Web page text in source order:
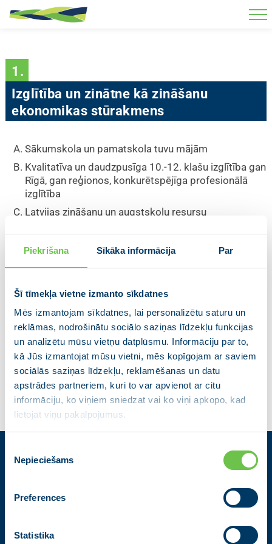
Piekrišana Sīkāka informācija Par
Šī tīmekļa vietne izmanto sīkdatnes
Mēs izmantojam sīkdatnes, lai personalizētu saturu un
reklāmas, nodrošinātu sociālo saziņas līdzekļu funkcijas
un analizētu mūsu vietņu datplūsmu. Informāciju par to,
kā Jūs izmantojat mūsu vietni, mēs kopīgojam ar saviem
sociālās saziņas līdzekļu, reklamēšanas un datu
apstrādes partneriem, kuri to var apvienot ar citu
informāciju, ko viņiem sniedzat vai ko viņi apkopo, kad
lietojat viņu pakalpojumus.
izvēle
Nepieciešams
Preferences
Statistika
Skip to main content
1.
Izglītība un zinātne kā zināšanu
ekonomikas stūrakmens
Sākumskola un pamatskola tuvu mājām
Kvalitatīva un daudzpusīga 10.-12. klašu izglītība gan
Rīgā, gan reģionos, konkurētspējīga profesionālā
izglītība
Latvijas zināšanu un augstskolu resursu
kvalitatīvi pretendēt uz zinātnei, pētniecībai un
attīstībai mērķētiem ES fondiem
piedāvājums atbilstoši darba tirgus prasībām un
Latvijas nacionālajām interesēm
Viena no Latvijas universitātēm būs novērtēta starp
100 labākajām Eiropas Savienībā, vēl divas būs
prestižāko sarakstā
Partiju apvienība Jaunā VIENOTĪBA